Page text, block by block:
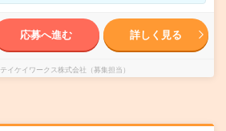
応募へ進む 詳しく見る
テイケイワークス株式会社（募集担当）